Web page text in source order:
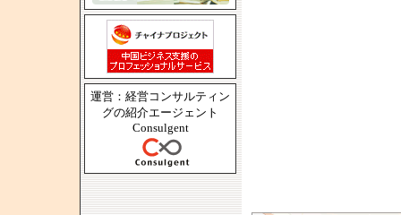
運営：経営コンサルティン
グの紹介エージェント
Consulgent